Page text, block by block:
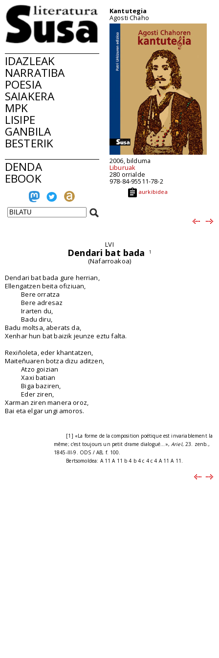
IDAZLEAK
NARRATIBA
POESIA
SAIAKERA
MPK
LISIPE
GANBILA
BESTERIK
DENDA
EBOOK
Kantutegia
Agosti Chaho
2006, bilduma
Liburuak
280 orrialde
978-84-95511-78-2
aurkibidea
LVI
Dendari bat bada 1
(Nafarroakoa)
Dendari bat bada gure herrian,
Ellengatzen beita ofiziuan,
Bere orratza
Bere adresaz
Irarten du,
Badu diru,
Badu moltsa, aberats da,
Xenhar hun bat baizik jeunze eztu falta.
Rexiñoleta, eder khantatzen,
Maiteñuaren botza dizu aditzen,
Atzo goizian
Xaxi batian
Biga baziren,
Eder ziren,
Xarman ziren manera oroz,
Bai eta elgar ungi amoros.
[1] «La forme de la composition poétique est invariablement la
même; c'est toujours un petit drame dialogué...»,Ariel, 23. zenb.,
1845-III-9. ODS / AB, f. 100.
Bertsomoldea: A 11 A 11 b 4 b 4 c 4 c 4 A 11 A 11.